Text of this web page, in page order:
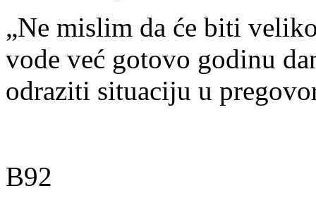
„Ne mislim da će biti
vode već gotovo godinu
odraziti situaciju u
B92